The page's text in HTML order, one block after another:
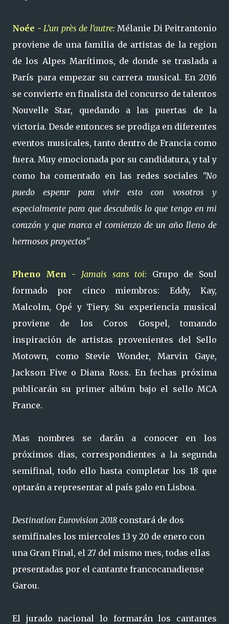
Noée - L’un près de l’autre: Mélanie Di Peitrantonio
proviene de una familia de artistas de la region
de los Alpes Marítimos, de donde se traslada a
París para empezar su carrera musical. En 2016
se convierte en finalista del concurso de talentos
Nouvelle Star, quedando a las puertas de la
victoria. Desde entonces se prodiga en diferentes
eventos musicales, tanto dentro de Francia como
fuera. Muy emocionada por su candidatura, y tal y
como ha comentado en las redes sociales "No
puedo esperar para vivir esto con vosotros y
especialmente para que descubráis lo que tengo en mi
corazón y que marca el comienzo de un año lleno de
hermosos proyectos"
Pheno Men - Jamais sans toi:
Grupo de Soul
formado por cinco miembros: Eddy, Kay,
Malcolm, Opé y Tiery. Su experiencia musical
proviene de los Coros Gospel, tomando
inspiración de artistas provenientes del Sello
Motown, como Stevie Wonder, Marvin Gaye,
Jackson Five o Diana Ross. En fechas próxima
publicarán su primer albúm bajo el sello MCA
France.
Mas nombres se darán a conocer en los
próximos dias, correspondientes a la segunda
semifinal, todo ello hasta completar los 18 que
optarán a representar al país galo en Lisboa.
Destination Eurovision 2018 constará de dos
semifinales los miercoles 13 y 20 de enero con
una Gran Final, el 27 del mismo mes, todas ellas
presentadas por el cantante francocanadiense
Garou.
El jurado nacional lo formarán los cantantes